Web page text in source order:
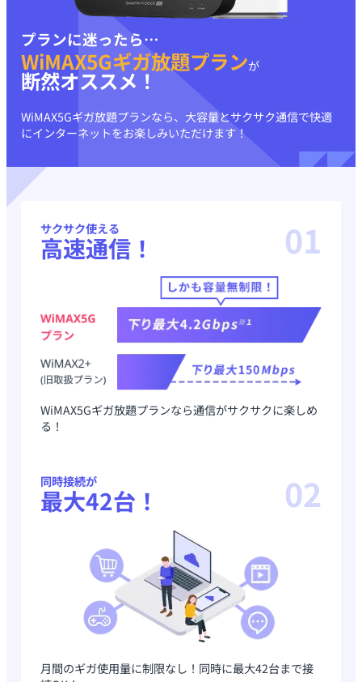
プランに迷ったら…
WiMAX5Gギガ放題プランが
断然オススメ！
WiMAX5Gギガ放題プランなら、大容量とサクサク通信で快適
にインターネットをお楽しみいただけます！
サクサク使える
高速通信！ 01
WiMAX5Gギガ放題プランなら通信がサクサクに楽しめ
る！
同時接続が
最大42台！ 02
月間のギガ使用量に制限なし！同時に最大42台まで接